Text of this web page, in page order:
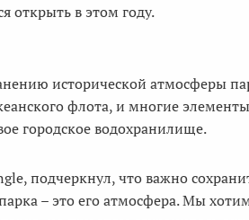
открыть в этом году.
исторической атмосферы
флота, и многие
городское водохранилище.
подчеркнул, что важно
– это его атмосфера. Мы